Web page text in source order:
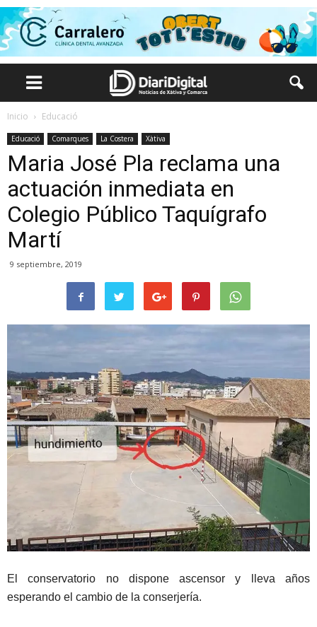
Inicio Educació
Educació Comarques La Costera Xàtiva
Maria José Pla reclama una
actuación inmediata en
Colegio Público Taquígrafo
Martí
9 septiembre, 2019
El conservatorio no dispone ascensor y lleva años
esperando el cambio de la conserjería.